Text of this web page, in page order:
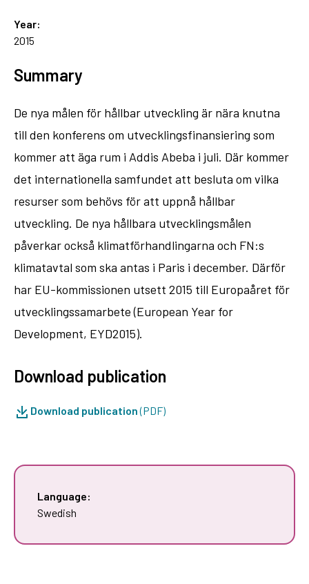
Year:
2015
Summary
De nya målen för hållbar utveckling är nära knutna
till den konferens om utvecklingsfinansiering som
kommer att äga rum i Addis Abeba i juli. Där kommer
det internationella samfundet att besluta om vilka
resurser som behövs för att uppnå hållbar
utveckling. De nya hållbara utvecklingsmålen
påverkar också klimatförhandlingarna och FN:s
klimatavtal som ska antas i Paris i december. Därför
har EU-kommissionen utsett 2015 till Europaåret för
utvecklingssamarbete (European Year for
Development, EYD2015).
Download publication
Download publication(PDF)
Language:
Swedish